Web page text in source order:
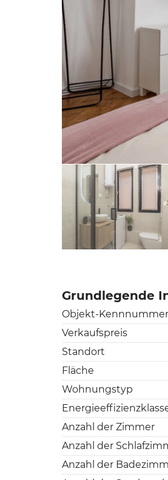
Grundlegende
Objekt-Kennnummer
Verkaufspreis
Standort
Fläche
Wohnungstyp
Anzahl der Zimmer
Anzahl der
Anzahl der